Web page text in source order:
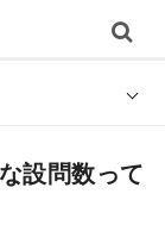
設問数って